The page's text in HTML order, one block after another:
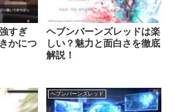
すぎ
かにつ
ヘブンバーンズレッドは楽
しい？魅力と面白さを徹底
解説！
ヘブンバーンズレッド